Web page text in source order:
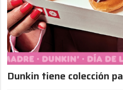
Dunkin tiene colección